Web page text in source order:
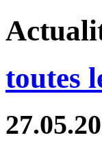
toutes